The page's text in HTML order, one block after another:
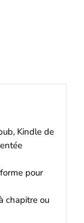
Kindle de
pour
chapitre ou